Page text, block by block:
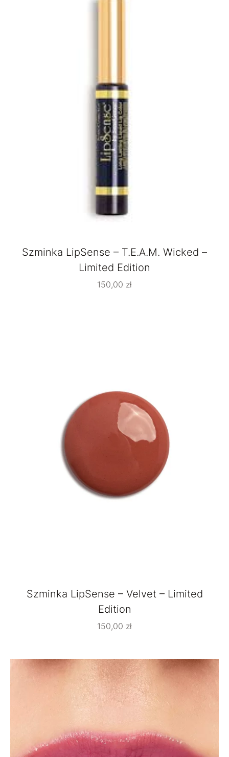
Szminka LipSense – T.E.A.M. Wicked –
Limited Edition
150,00 zł
Szminka LipSense – Velvet – Limited
Edition
150,00 zł